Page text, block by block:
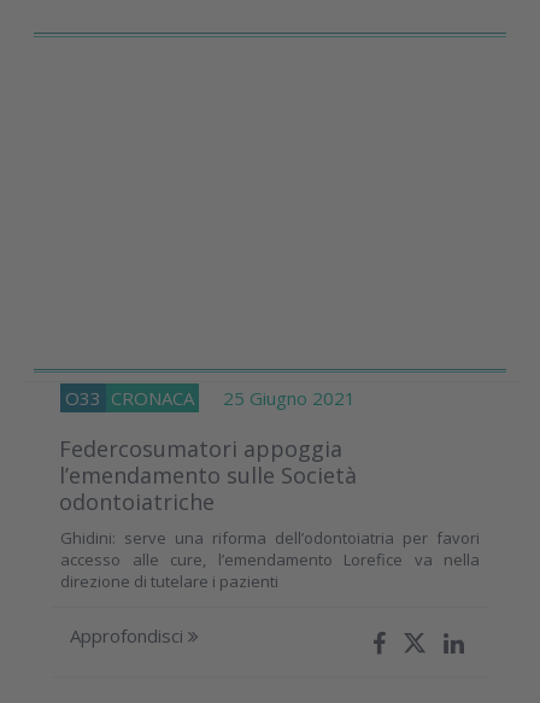
O33 CRONACA 25 Giugno 2021
Federcosumatori appoggia
l’emendamento sulle Società
odontoiatriche
Ghidini: serve una riforma dell’odontoiatria per favori
accesso alle cure, l’emendamento Lorefice va nella
direzione di tutelare i pazienti
Approfondisci